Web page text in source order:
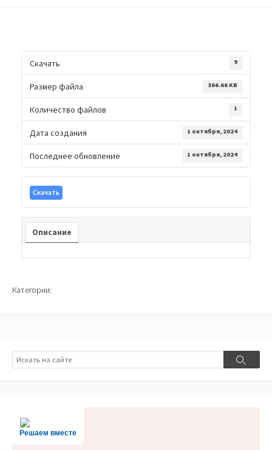
Скачать 9
Размер файла 366.66 KB
Количество файлов 1
Дата создания 1 октября, 2024
Последнее обновление 1 октября, 2024
Скачать
Описание
Категории:
Поиск
Поиск
Решаем вместе